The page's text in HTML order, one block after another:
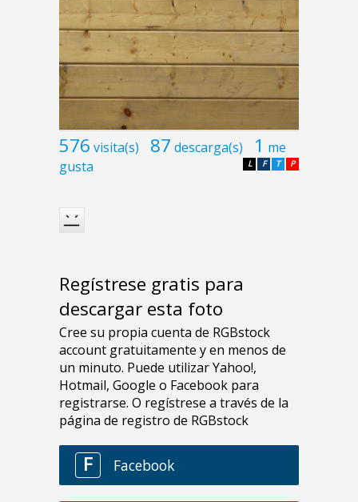
576 visita(s) 87 descarga(s) 1 me
gusta
P
T
F
L
Regístrese gratis para
descargar esta foto